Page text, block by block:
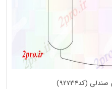
(کد92734)